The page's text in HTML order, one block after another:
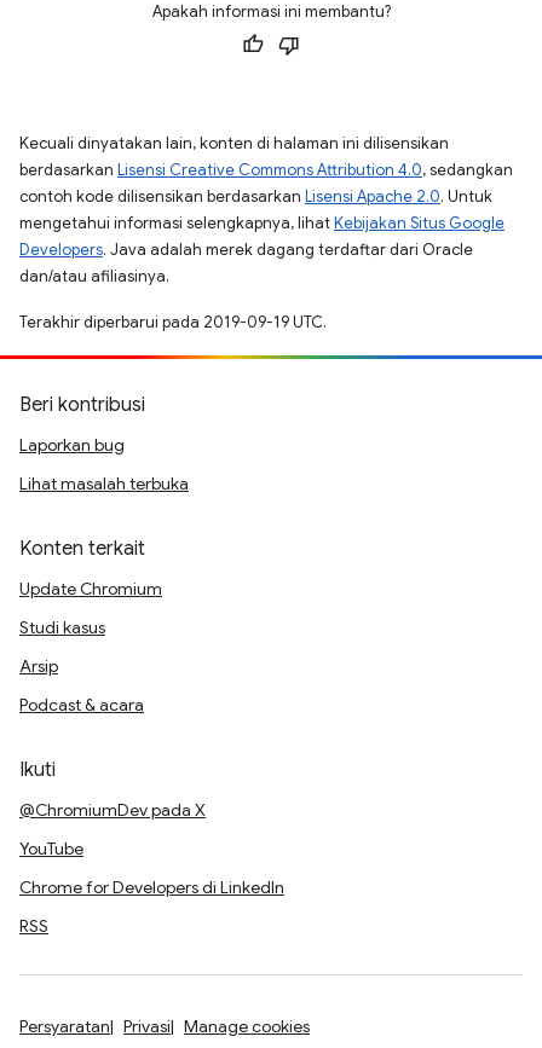
Apakah informasi ini membantu?
Kecuali dinyatakan lain, konten di halaman ini dilisensikan
berdasarkan Lisensi Creative Commons Attribution 4.0, sedangkan
contoh kode dilisensikan berdasarkan Lisensi Apache 2.0. Untuk
mengetahui informasi selengkapnya, lihatKebijakan Situs Google
Developers. Java adalah merek dagang terdaftar dari Oracle
dan/atau afiliasinya.
Terakhir diperbarui pada 2019-09-19 UTC.
Beri kontribusi
Laporkan bug
Lihat masalah terbuka
Konten terkait
Update Chromium
Studi kasus
Arsip
Podcast & acara
Ikuti
@ChromiumDev pada X
YouTube
Chrome for Developers di LinkedIn
RSS
Persyaratan Privasi Manage cookies